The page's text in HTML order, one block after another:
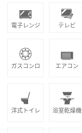
電子レンジ テレビ
ガスコンロ エアコン
洋式トイレ 浴室乾燥機